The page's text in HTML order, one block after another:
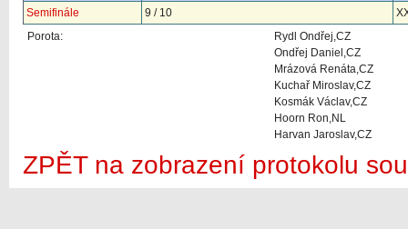
Semifinále
9 / 10
Porota:
Rydl Ondřej,CZ
Ondřej Daniel,CZ
Mrázová Renáta,CZ
Kuchař Miroslav,CZ
Kosmák Václav,CZ
Hoorn Ron,NL
Harvan Jaroslav,CZ
ZPĚT na zobrazení protokolu